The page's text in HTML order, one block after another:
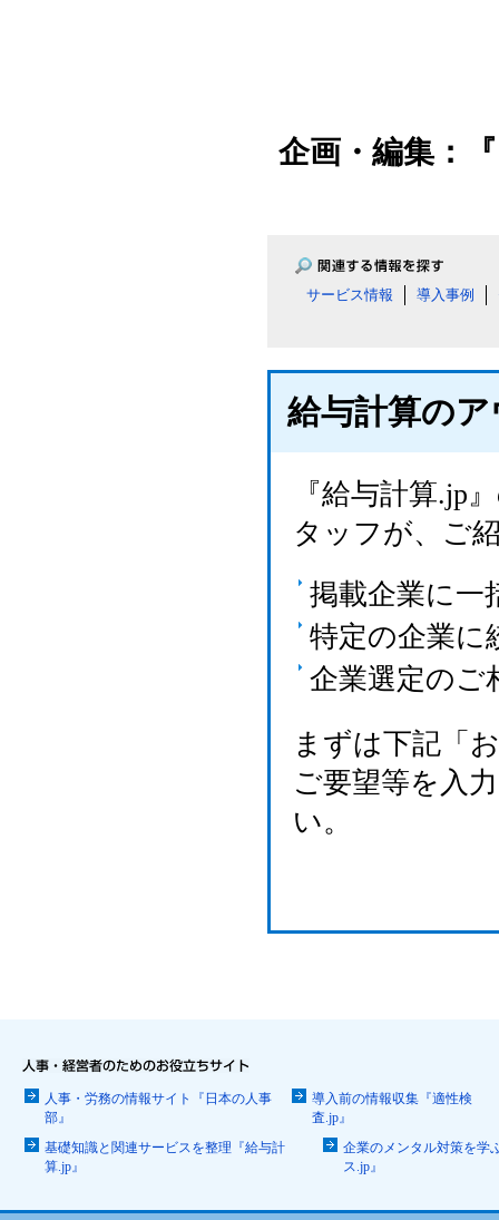
企画・編集：
サービス情報 導入事例
給与計算の
『給与計算.jp
タッフが、ご
掲載企業に一
特定の企業に
企業選定のご
まずは下記「
ご要望等を入
い。
人事・労務の情報サイト『日本の人事
部』
導入前の情報収集『適性検
査.jp』
基礎知識と関連サービスを整理『給与計
算.jp』
企業のメンタル対策を学
ス.jp』